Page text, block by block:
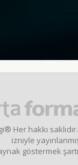
Her hakkı
izniyle
göstermek